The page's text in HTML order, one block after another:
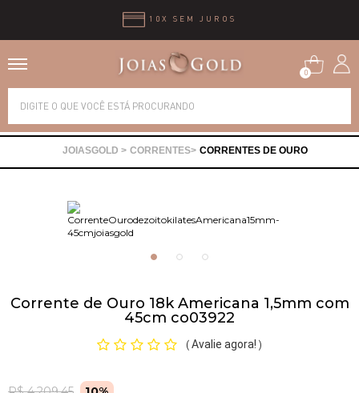
10X SEM JUROS
0
CORRENTES CORRENTES DE OURO
Corrente de Ouro 18k Americana 1,5mm com
45cm co03922
( Avalie agora! )
Alianças
Brincos
Gargantilhas